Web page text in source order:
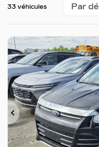
33 véhicules
Précédent